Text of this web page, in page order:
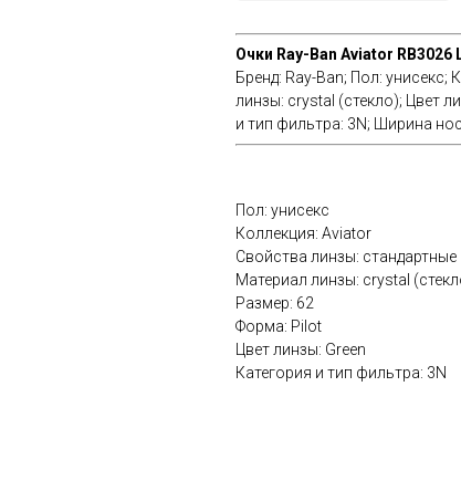
Очки Ray-Ban Aviator RB3026
Бренд: Ray-Ban; Пол:
линзы: crystal (стекло); Цвет
и тип фильтра: 3N; Ширина
Пол: унисекс
Коллекция: Aviator
Cвойства линзы: стандартные
Материал линзы: crystal
Размер: 62
Форма: Pilot
Цвет линзы: Green
Категория и тип фильтра: 3N